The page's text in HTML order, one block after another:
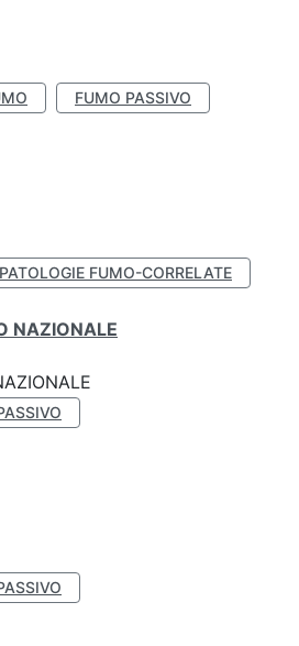
FUMO PASSIVO
PATOLOGIE FUMO-CORRELATE
NAZIONALE